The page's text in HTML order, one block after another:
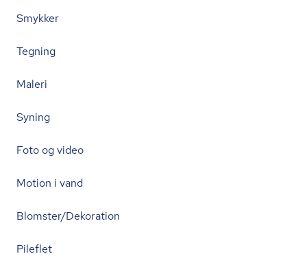
Smykker
Tegning
Maleri
Syning
Foto og video
Motion i vand
Blomster/Dekoration
Pileflet